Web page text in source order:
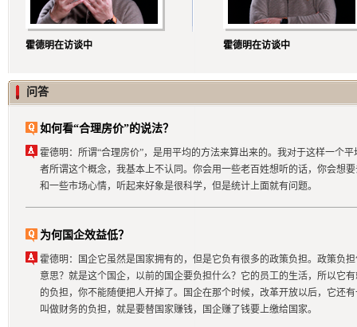
霍德明在访谈中 霍德明在访谈中
问答
如何看“合理房价”的说法？
霍德明：所谓“合理房价”，是用平均的方法来算出来的。我对于这样一个平
者所谓这个概念，我基本上不认同。你会用一些老百姓想听的话，你会想
和一些市场心情，听起来好象是很科学，但是统计上面就有问题。
为何国企效益低？
霍德明：国企它虽然是国家拥有的，但是它负有很多的政策负担。政策负
意思？就是这个国企，以前的国企要负担什么？它的员工的生活，所以它
的负担，你不能随便把人开掉了。国企在那个时候，改革开放以后，它还
叫做财务的负担，就是要替国家赚钱，国企赚了钱要上缴给国家。